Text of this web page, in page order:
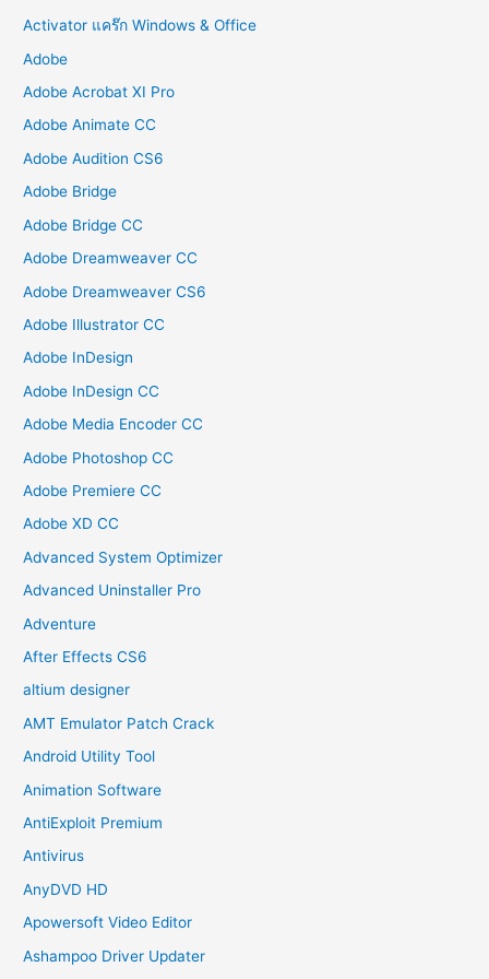
Activator แคร๊ก Windows & Office
Adobe
Adobe Acrobat XI Pro
Adobe Animate CC
Adobe Audition CS6
Adobe Bridge
Adobe Bridge CC
Adobe Dreamweaver CC
Adobe Dreamweaver CS6
Adobe Illustrator CC
Adobe InDesign
Adobe InDesign CC
Adobe Media Encoder CC
Adobe Photoshop CC
Adobe Premiere CC
Adobe XD CC
Advanced System Optimizer
Advanced Uninstaller Pro
Adventure
After Effects CS6
altium designer
AMT Emulator Patch Crack
Android Utility Tool
Animation Software
AntiExploit Premium
Antivirus
AnyDVD HD
Apowersoft Video Editor
Ashampoo Driver Updater